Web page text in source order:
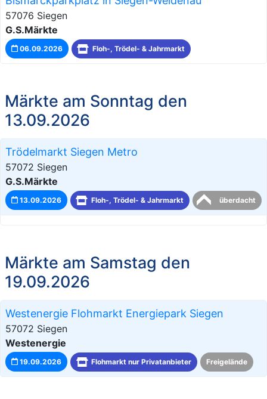
57076 Siegen
G.S.Märkte
06.09.2026 Floh-, Trödel- & Jahrmarkt
Märkte am Sonntag den
13.09.2026
Trödelmarkt Siegen Metro
57072 Siegen
G.S.Märkte
13.09.2026 Floh-, Trödel- & Jahrmarkt überdacht
Märkte am Samstag den
19.09.2026
Westenergie Flohmarkt Energiepark Siegen
57072 Siegen
Westenergie
19.09.2026 Flohmarkt nur Privatanbieter Freigelände